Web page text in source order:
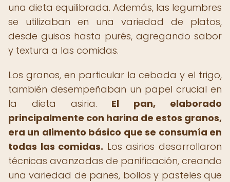
una dieta equilibrada. Además, las legumbres
se utilizaban en una variedad de platos,
desde guisos hasta purés, agregando sabor
y textura a las comidas.
Los granos, en particular la cebada y el trigo,
también desempeñaban un papel crucial en
la dieta asiria. El pan, elaborado
principalmente con harina de estos granos,
era un alimento básico que se consumía en
todas las comidas. Los asirios desarrollaron
técnicas avanzadas de panificación, creando
una variedad de panes, bollos y pasteles que